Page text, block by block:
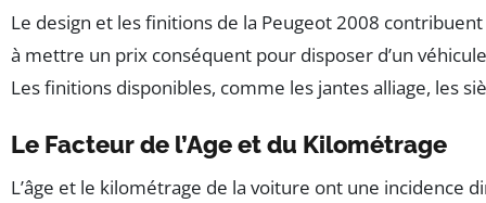
Le design et les finitions de la Peugeot 2008
à mettre un prix conséquent pour disposer d’un
Les finitions disponibles, comme les jantes alliage, les
Le Facteur de l’Age et du Kilométrage
L’âge et le kilométrage de la voiture ont une incidence